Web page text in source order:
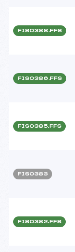
FIS0388.FFS
FIS0386.FFS
FIS0385.FFS
FIS0383
FIS0382.FFS